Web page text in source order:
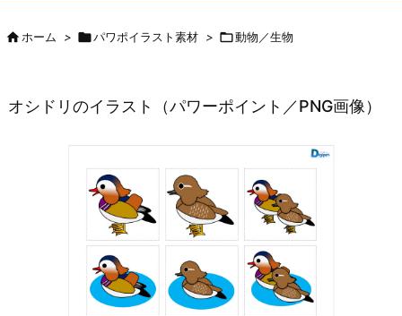
検索
ホーム > パワポイラスト素材 > 動物／生物
オシドリのイラスト（パワーポイント／PNG画像）